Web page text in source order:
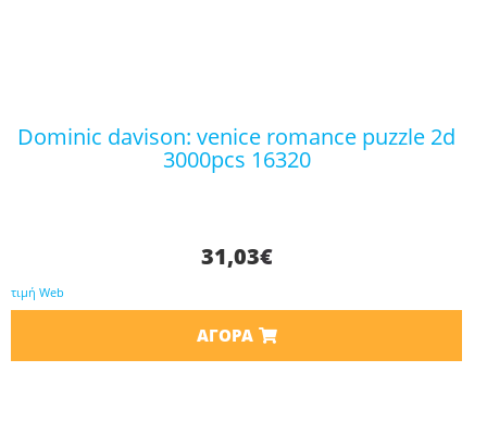
dominic davison: venice romance puzzle 2d
3000pcs 16320
31,03€
τιμή Web
ΑΓΟΡΆ